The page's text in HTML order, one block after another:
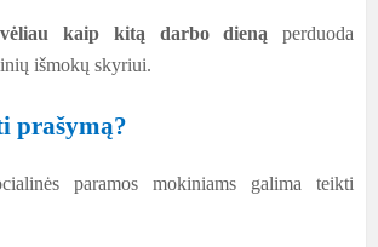
kaip kitą darbo dieną perduoda
išmokų skyriui.
prašymą?
paramos mokiniams galima teikti